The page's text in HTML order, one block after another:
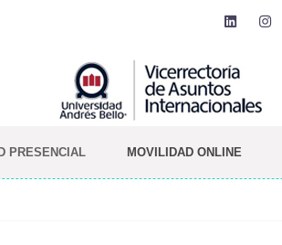
PRESENCIAL MOVILIDAD ONLINE